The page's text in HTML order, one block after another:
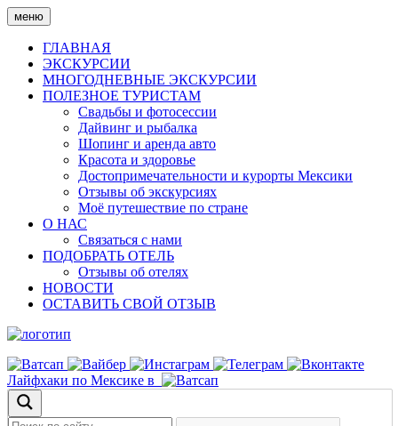
Skip
to
content
меню
ГЛАВНАЯ
ЭКСКУРСИИ
МНОГОДНЕВНЫЕ ЭКСКУРСИИ
ПОЛЕЗНОЕ ТУРИСТАМ
Свадьбы и фотосессии
Дайвинг и рыбалка
Шопинг и аренда авто
Красота и здоровье
Достопримечательности и курорты Мексики
Отзывы об экскурсиях
Моё путешествие по стране
О НАС
Связаться с нами
ПОДОБРАТЬ ОТЕЛЬ
Отзывы об отелях
НОВОСТИ
ОСТАВИТЬ СВОЙ ОТЗЫВ
Лайфхаки по Мексике в